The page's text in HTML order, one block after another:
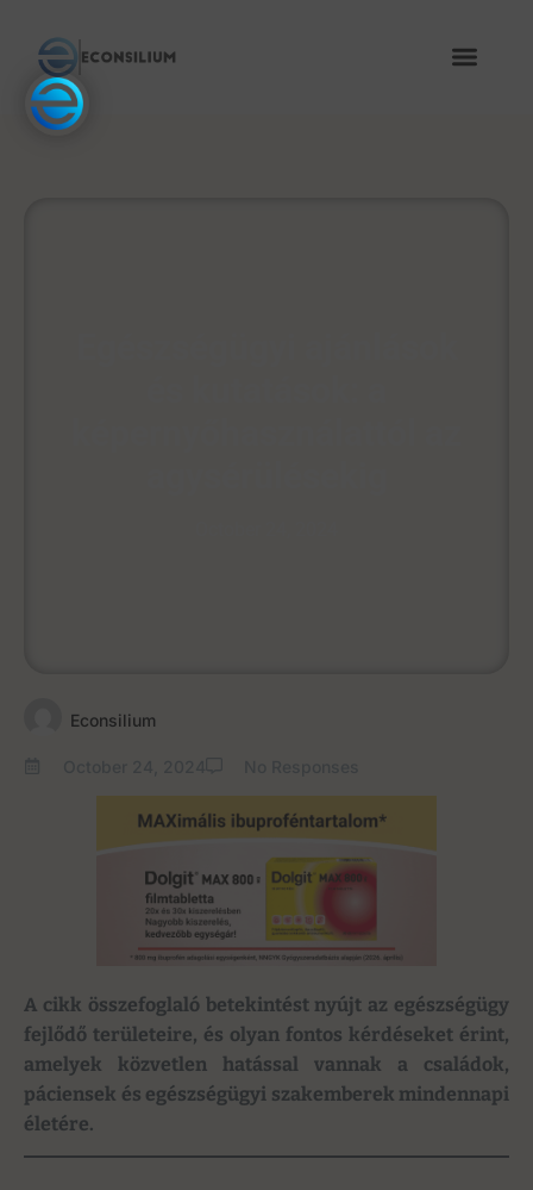
Econsilium
A cikk összefoglaló betekintést nyújt az egészségügy
fejlődő területeire, és olyan fontos kérdéseket érint,
amelyek közvetlen hatással vannak a családok,
páciensek és egészségügyi szakemberek mindennapi
életére.